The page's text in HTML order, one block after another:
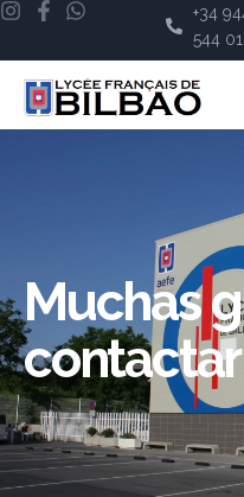
+34
544
Muchas
contactar